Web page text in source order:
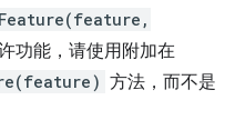
功能，请使用附加在
方法，而不是